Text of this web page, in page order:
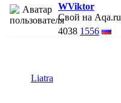
WViktor
Свой на Aqa.ru
4038 1556
Liatra